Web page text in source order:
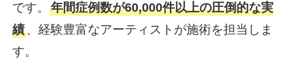
です。 年間症例数が60,000件以上の圧倒的な実
績、経験豊富なアーティストが施術を担当しま
す。